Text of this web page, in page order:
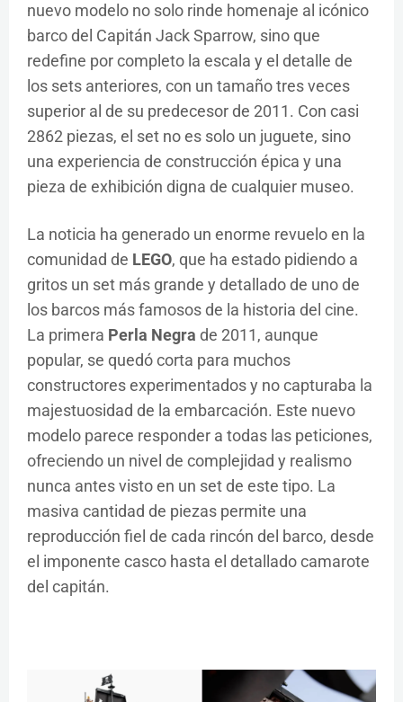
nuevo modelo no solo rinde homenaje al icónico
barco del Capitán Jack Sparrow, sino que
redefine por completo la escala y el detalle de
los sets anteriores, con un tamaño tres veces
superior al de su predecesor de 2011. Con casi
2862 piezas, el set no es solo un juguete, sino
una experiencia de construcción épica y una
pieza de exhibición digna de cualquier museo.
La noticia ha generado un enorme revuelo en la
comunidad de LEGO, que ha estado pidiendo a
gritos un set más grande y detallado de uno de
los barcos más famosos de la historia del cine.
La primera Perla Negra de 2011, aunque
popular, se quedó corta para muchos
constructores experimentados y no capturaba la
majestuosidad de la embarcación. Este nuevo
modelo parece responder a todas las peticiones,
ofreciendo un nivel de complejidad y realismo
nunca antes visto en un set de este tipo. La
masiva cantidad de piezas permite una
reproducción fiel de cada rincón del barco, desde
el imponente casco hasta el detallado camarote
del capitán.